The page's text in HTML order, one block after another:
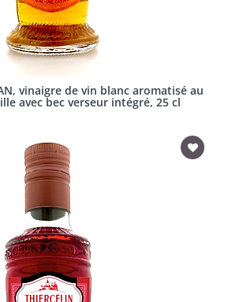
vinaigre de vin blanc aromatisé au
avec bec verseur intégré, 25 cl